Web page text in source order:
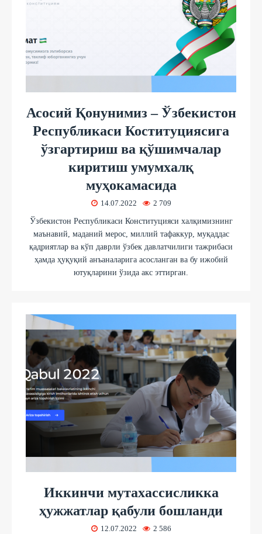
Асосий Қонунимиз – Ўзбекистон
Республикаси Коституциясига
ўзгартириш ва қўшимчалар
киритиш умумхалқ
муҳокамасида
14.07.2022 2 709
Ўзбекистон Республикаси Конституцияси халқимизнинг
маънавий, маданий мерос, миллий тафаккур, муқаддас
қадриятлар ва кўп даврли ўзбек давлатчилиги тажрибаси
ҳамда ҳуқуқий анъаналарига асосланган ва бу ижобий
ютуқларини ўзида акс эттирган.
Иккинчи мутахассисликка
ҳужжатлар қабули бошланди
12.07.2022 2 586